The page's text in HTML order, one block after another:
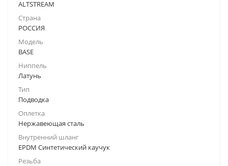
ALTSTREAM
Страна
РОССИЯ
Модель
BASE
Ниппель
Латунь
Тип
Подводка
Оплетка
Нержавеющая сталь
Внутренний шланг
EPDM Синтетический каучук
Резьба